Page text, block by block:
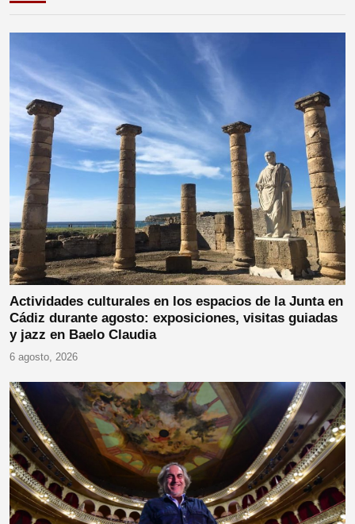
Actividades culturales en los espacios de la Junta en
Cádiz durante agosto: exposiciones, visitas guiadas
y jazz en Baelo Claudia
6 agosto, 2026